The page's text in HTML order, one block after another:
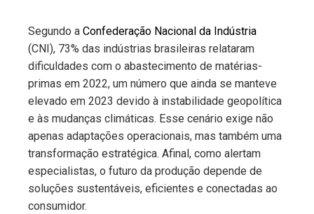
Segundo a Confederação Nacional da Indústria
(CNI), 73% das indústrias brasileiras relataram
dificuldades com o abastecimento de matérias-
primas em 2022, um número que ainda se manteve
elevado em 2023 devido à instabilidade geopolítica
e às mudanças climáticas. Esse cenário exige não
apenas adaptações operacionais, mas também uma
transformação estratégica. Afinal, como alertam
especialistas, o futuro da produção depende de
soluções sustentáveis, eficientes e conectadas ao
consumidor.